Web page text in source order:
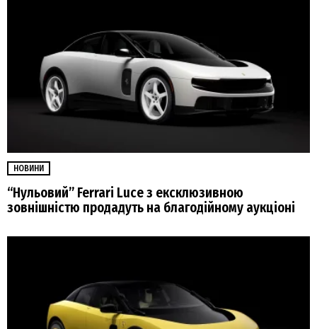
НОВИНИ
“Нульовий” Ferrari Luce з ексклюзивною
зовнішністю продадуть на благодійному аукціоні